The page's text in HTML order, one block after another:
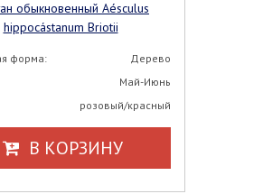
hippocástanum Briotii
форма:
Дерево
Май-Июнь
розовый/красный
В КОРЗИНУ